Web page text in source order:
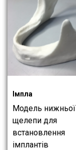
Імпла
Модель нижньої
щелепи для
встановлення
імплантів